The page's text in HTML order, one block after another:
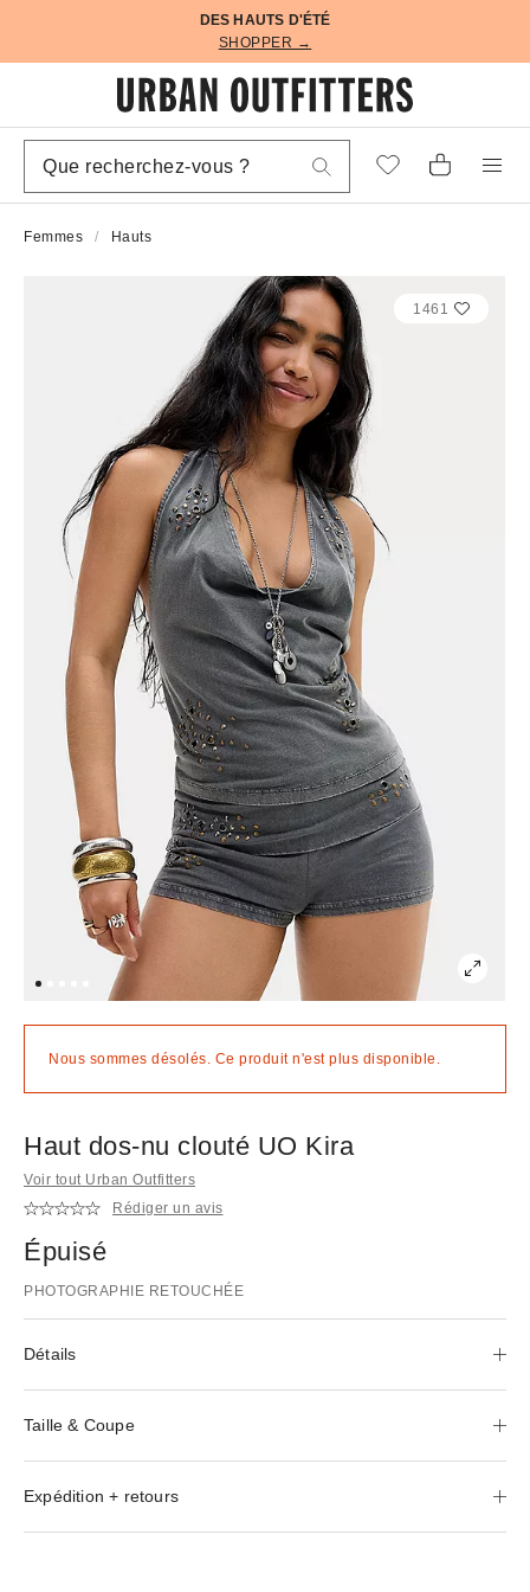
DES HAUTS D'ÉTÉ
SHOPPER →
Femmes Hauts
1461
Nous sommes désolés. Ce produit n'est plus disponible.
Haut dos-nu clouté UO Kira
Voir tout Urban Outfitters
Rédiger un avis
Épuisé
PHOTOGRAPHIE RETOUCHÉE
Détails
Taille & Coupe
Expédition + retours